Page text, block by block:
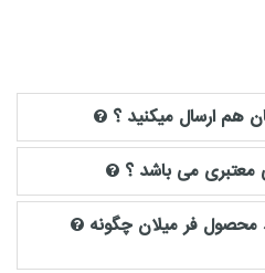
هم ارسال میکنید ؟
معتبری می باشد ؟
محصول فر میلان چگونه